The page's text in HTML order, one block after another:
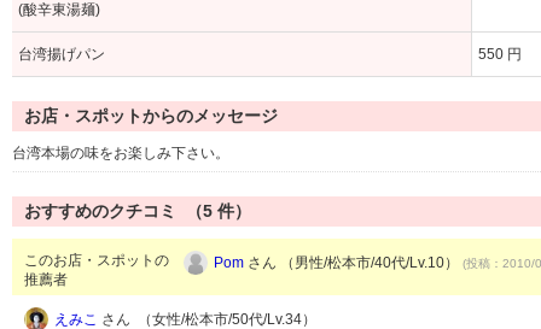
(酸辛東湯麺)
台湾揚げパン 550 円
お店・スポットからのメッセージ
台湾本場の味をお楽しみ下さい。
おすすめのクチコミ （5 件）
このお店・スポットの
推薦者
Pom さん （男性/松本市/40代/Lv.10） (投稿：2010/
えみこ さん （女性/松本市/50代/Lv.34）